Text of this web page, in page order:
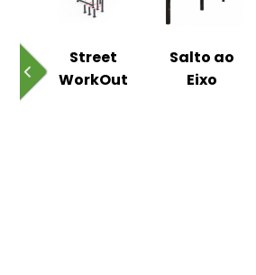
Street
WorkOut
Salto ao
Eixo